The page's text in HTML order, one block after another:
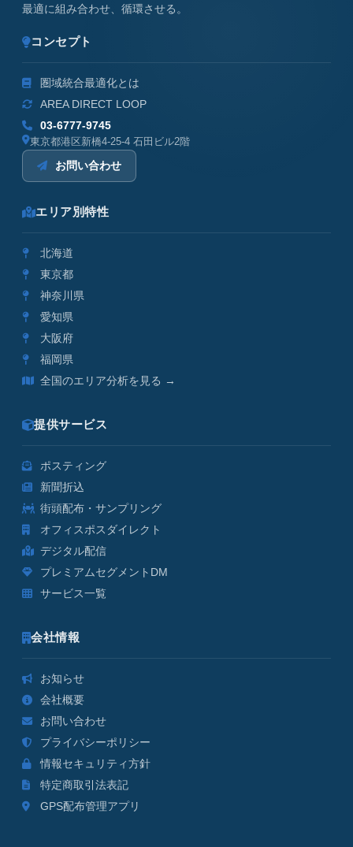
最適に組み合わせ、循環させる。
コンセプト
圏域統合最適化とは
AREA DIRECT LOOP
03-6777-9745
東京都港区新橋4-25-4 石田ビル2階
お問い合わせ
エリア別特性
北海道
東京都
神奈川県
愛知県
大阪府
福岡県
全国のエリア分析を見る →
提供サービス
ポスティング
新聞折込
街頭配布・サンプリング
オフィスポスダイレクト
デジタル配信
プレミアムセグメントDM
サービス一覧
会社情報
お知らせ
会社概要
お問い合わせ
プライバシーポリシー
情報セキュリティ方針
特定商取引法表記
GPS配布管理アプリ